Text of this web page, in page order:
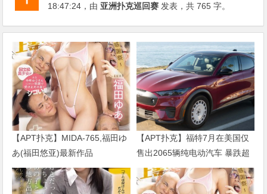
18:47:24 ，由 亚洲扑克巡回赛 发表，共 765 字。
【APT扑克】MIDA-765,福田ゆ
あ(福田悠亚)最新作品
2026/09/01发布！
【APT扑克】福特7月在美国仅
售出2065辆纯电动汽车 暴跌超
七成